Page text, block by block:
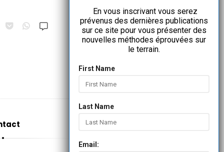
En vous inscrivant vous serez
prévenus des dernières publications
sur ce site pour vous présenter des
nouvelles méthodes éprouvées sur
le terrain.
First Name
Last Name
Email: